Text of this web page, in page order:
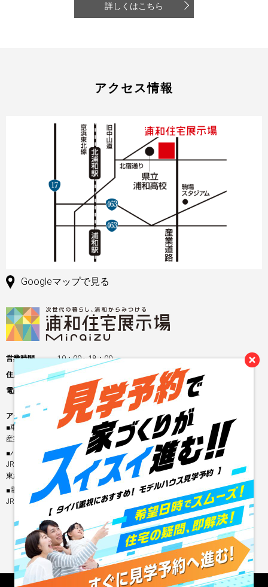
詳しくはこちら
アクセス情報
Googleマップで見る
営業時間
10：00～18：00
住所
埼玉県さいたま市浦和区領家５丁目１５−１７
電話番号
048-816-4156
アクセス
■車の場合
産業道路沿い 県立浦和高校そば
■バスの場合
JR北浦和駅・浦和駅
東武バス 浦31 浦高南下車すぐ
■電車の場合
JR北浦和駅 徒歩13分
見学予約はこちら
Copyright © Housing Stage All rights reserved.